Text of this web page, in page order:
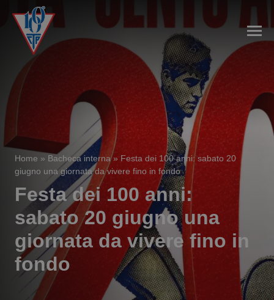
Home » Bacheca interna» Festa dei 100 anni: sabato 20
giugno una giornata da vivere fino in fondo
Festa dei 100 anni:
sabato 20 giugno una
giornata da vivere fino in
fondo